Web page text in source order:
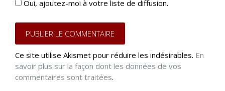
Oui, ajoutez-moi à votre liste de diffusion.
Ce site utilise Akismet pour réduire les indésirables. En
savoir plus sur la façon dont les données de vos
commentaires sont traitées.